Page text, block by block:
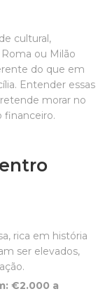
cultural,
ou Milão
do que em
Entender essas
morar no
financeiro.
rica em história
ser elevados,
€2.000 a